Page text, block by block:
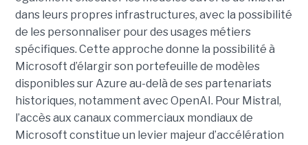
dans leurs propres infrastructures, avec la possibilité
de les personnaliser pour des usages métiers
spécifiques. Cette approche donne la possibilité à
Microsoft d’élargir son portefeuille de modèles
disponibles sur Azure au-delà de ses partenariats
historiques, notamment avec OpenAI. Pour Mistral,
l’accès aux canaux commerciaux mondiaux de
Microsoft constitue un levier majeur d’accélération